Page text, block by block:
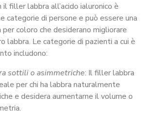
filler labbra all’acido ialuronico è
categorie di persone e può essere una
coloro che desiderano migliorare
labbra. Le categorie di pazienti a cui è
includono:
sottili o asimmetriche: Il filler labbra
per chi ha labbra naturalmente
e desidera aumentarne il volume o